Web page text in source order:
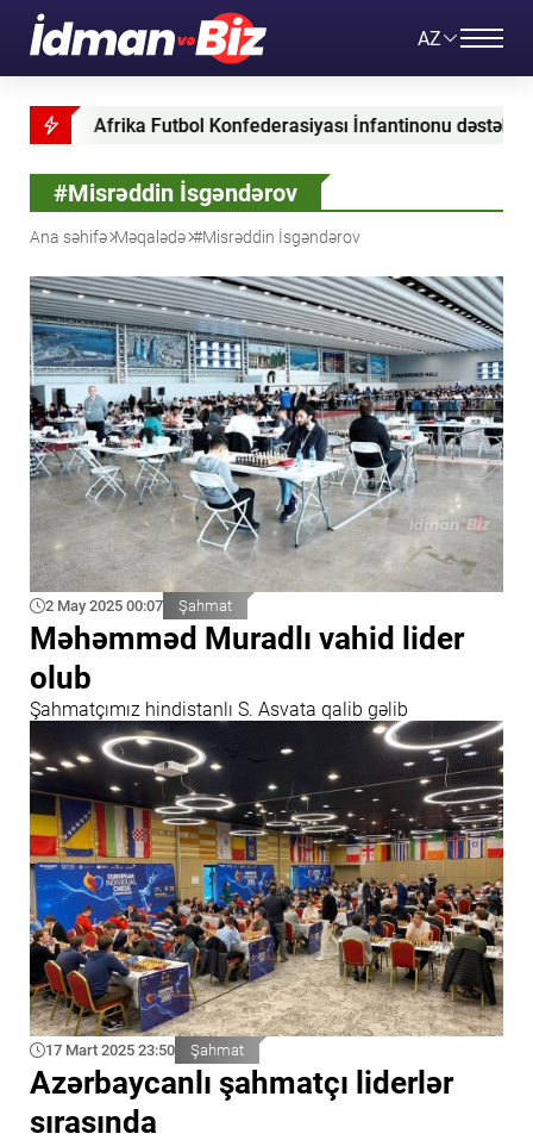
AZ
Futbol Konfederasiyası İnfantinonu dəstəklədiyini bəyan
#Misrəddin İsgəndərov
Ana səhifə Məqalədə #Misrəddin İsgəndərov
2 May 2025 00:07 Şahmat
Məhəmməd Muradlı vahid lider
olub
Şahmatçımız hindistanlı S. Asvata qalib gəlib
17 Mart 2025 23:50 Şahmat
Azərbaycanlı şahmatçı liderlər
sırasında